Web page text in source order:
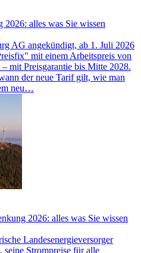
2026: alles was Sie wissen
AG angekündigt, ab 1. Juli 2026
mit einem Arbeitspreis von
mit Preisgarantie bis Mitte 2028.
der neue Tarif gilt, wie man
neu…
2026: alles was Sie wissen
Landesenergieversorger
seine Strompreise für alle